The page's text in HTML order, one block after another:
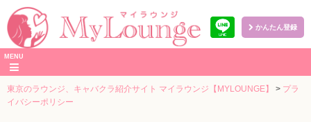
本
へ
かんたん登録
MENU
東京のラウンジ、キャバクラ紹介サイト マイラウンジ【MYLOUNGE】 > プラ
イバシーポリシー